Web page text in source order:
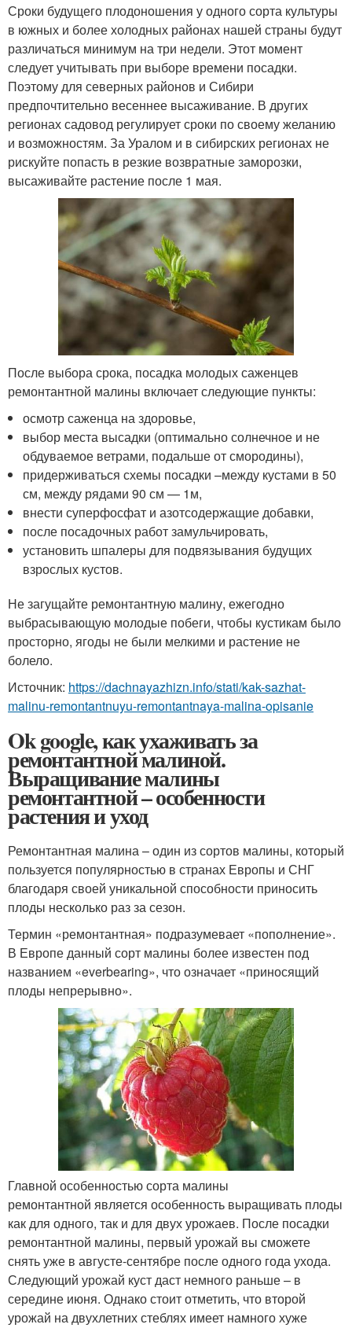
Сроки будущего плодоношения у одного сорта культуры
в южных и более холодных районах нашей страны будут
различаться минимум на три недели. Этот момент
следует учитывать при выборе времени посадки.
Поэтому для северных районов и Сибири
предпочтительно весеннее высаживание. В других
регионах садовод регулирует сроки по своему желанию
и возможностям. За Уралом и в сибирских регионах не
рискуйте попасть в резкие возвратные заморозки,
высаживайте растение после 1 мая.
После выбора срока, посадка молодых саженцев
ремонтантной малины включает следующие пункты:
осмотр саженца на здоровье,
выбор места высадки (оптимально солнечное и не
обдуваемое ветрами, подальше от смородины),
придерживаться схемы посадки –между кустами в 50
см, между рядами 90 см — 1м,
внести суперфосфат и азотсодержащие добавки,
после посадочных работ замульчировать,
установить шпалеры для подвязывания будущих
взрослых кустов.
Не загущайте ремонтантную малину, ежегодно
выбрасывающую молодые побеги, чтобы кустикам было
просторно, ягоды не были мелкими и растение не
болело.
Источник: https://dachnayazhizn.info/stati/kak-sazhat-
malinu-remontantnuyu-remontantnaya-malina-opisanie
Ok google, как ухаживать за
ремонтантной малиной.
Выращивание малины
ремонтантной – особенности
растения и уход
Ремонтантная малина – один из сортов малины, который
пользуется популярностью в странах Европы и СНГ
благодаря своей уникальной способности приносить
плоды несколько раз за сезон.
Термин «ремонтантная» подразумевает «пополнение».
В Европе данный сорт малины более известен под
названием «everbearing», что означает «приносящий
плоды непрерывно».
Главной особенностью сорта малины
ремонтантной является особенность выращивать плоды
как для одного, так и для двух урожаев. После посадки
ремонтантной малины, первый урожай вы сможете
снять уже в августе-сентябре после одного года ухода.
Следующий урожай куст даст немного раньше – в
середине июня. Однако стоит отметить, что второй
урожай на двухлетних стеблях имеет намного хуже